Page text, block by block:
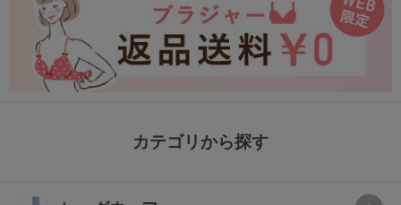
カテゴリから探す